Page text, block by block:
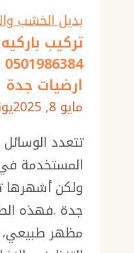
ت:
–
بيع
–
بديل الخشب
تركيب
ارضيات جدة
مايو 8, 2025
تتعدد الوسائل
المستخدمة
ولكن أشهرها
جدة .فهذه
مظهر